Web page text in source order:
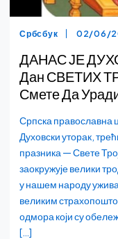
Србсбук 02/06/
ДАНАС ЈЕ
Дан СВЕТИХ
Смете Да
Српска православна
Духовски уторак,
празника — Свете
заокружује велики
у нашем народу ужива
великим
одмора који су
[…]